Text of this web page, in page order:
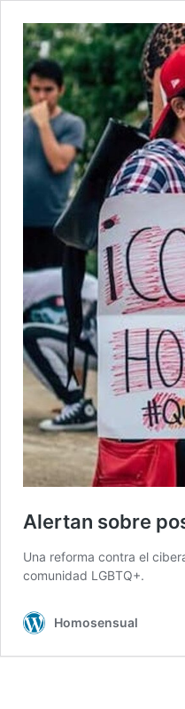
Alertan sobre
Una reforma contra el
comunidad LGBTQ+.
Homosensual